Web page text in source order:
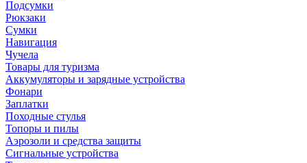
Подсумки
Рюкзаки
Сумки
Навигация
Чучела
Товары для туризма
Аккумуляторы и зарядные устройства
Фонари
Заплатки
Походные стулья
Топоры и пилы
Аэрозоли и средства защиты
Сигнальные устройства